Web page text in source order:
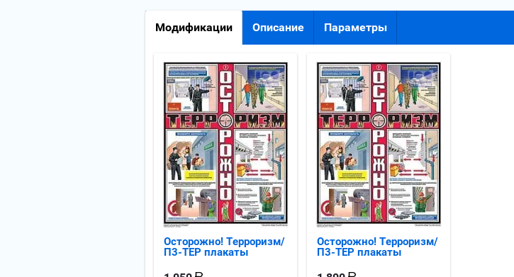
Модификации Описание Параметры
Осторожно! Терроризм/
П3-ТЕР плакаты
Осторожно! Терроризм/
П3-ТЕР плакаты